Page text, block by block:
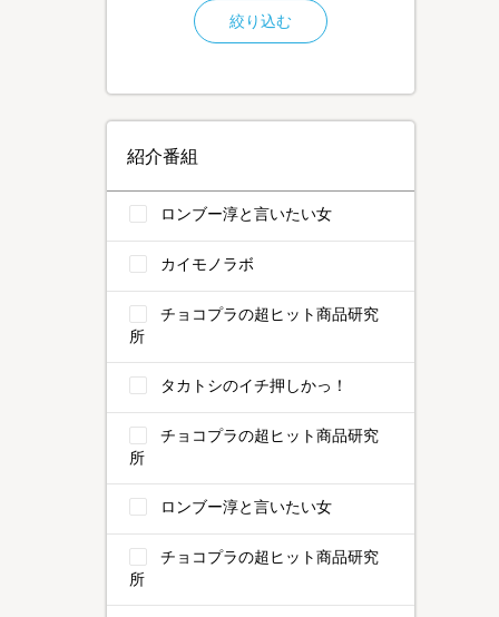
絞り込む
紹介番組
ロンブー淳と言いたい女
カイモノラボ
チョコプラの超ヒット商品研究
所
タカトシのイチ押しかっ！
チョコプラの超ヒット商品研究
所
ロンブー淳と言いたい女
チョコプラの超ヒット商品研究
所